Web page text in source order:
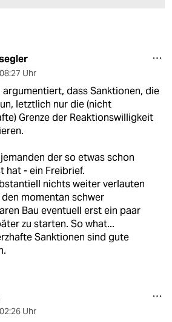
08:27 Uhr
argumentiert, dass Sanktionen, die
letztlich nur die (nicht
Grenze der Reaktionswilligkeit
der so etwas schon
hat - ein Freibrief.
nichts weiter verlauten
den momentan schwer
Bau eventuell erst ein paar
zu starten. So what...
Sanktionen sind gute
02:26 Uhr